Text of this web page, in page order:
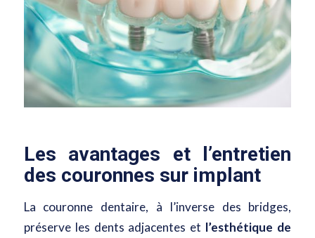
Les avantages et l’entretien
des couronnes sur implant
La couronne dentaire, à l’inverse des bridges,
préserve les dents adjacentes et l’esthétique de